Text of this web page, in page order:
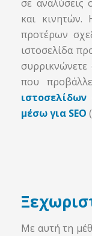
σε
και κινητών.
προτέρων
ιστοσελίδα
που
ιστοσελίδων
μέσω για SEO
Με αυτή τη